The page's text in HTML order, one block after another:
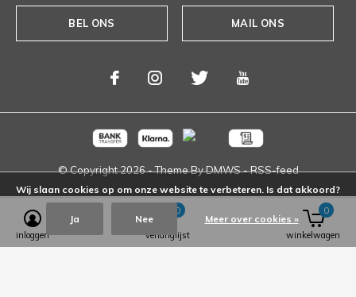
BEL ONS MAIL ONS
© Copyright2026- Theme ByDMWS-RSS-feed
inloggen verlanglijst
0
winkelwagen
0
Wij slaan cookies op om onze website te verbeteren. Is dat akkoord?
Ja Nee Meer over cookies »